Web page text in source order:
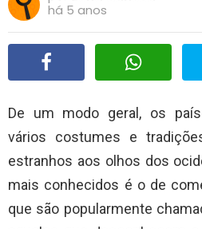
há 5 anos
De um modo geral, os
vários costumes e
estranhos aos olhos dos
mais conhecidos é o de
que são popularmente